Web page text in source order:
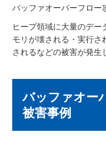
バッファオーバーフロー
ヒープ領域に大量のデー
モリが壊される・実行さ
されるなどの被害が発生
バッファオー
被害事例